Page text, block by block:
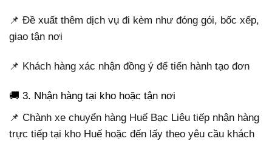
📌 Đề xuất thêm dịch vụ đi kèm như đóng gói, bốc xếp,
giao tận nơi
📌 Khách hàng xác nhận đồng ý để tiến hành tạo đơn
🚚 3. Nhận hàng tại kho hoặc tận nơi
📌 Chành xe chuyển hàng Huế Bạc Liêu tiếp nhận hàng
trực tiếp tại kho Huế hoặc đến lấy theo yêu cầu khách